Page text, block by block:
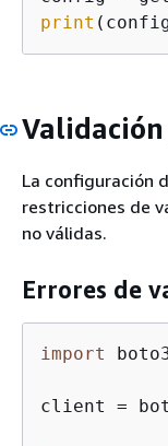
print
La configuración
restricciones de
no válidas.
Errores de
import
client =